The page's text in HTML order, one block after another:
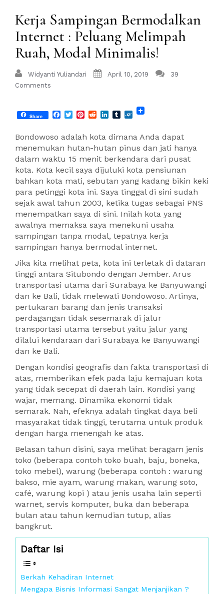
Kerja Sampingan Bermodalkan
Internet : Peluang Melimpah
Ruah, Modal Minimalis!
Widyanti Yuliandari April 10, 2019
39
Comments
Share Facebook
TwitterPinterest
RedditLinkedIn
Tumblr
Folkd
Bondowoso adalah kota dimana Anda dapat
menemukan hutan-hutan pinus dan jati hanya
dalam waktu 15 menit berkendara dari pusat
kota. Kota kecil saya dijuluki kota pensiunan
bahkan kota mati, sebutan yang kadang bikin keki
para petinggi kota ini. Saya tinggal di sini sudah
sejak awal tahun 2003, ketika tugas sebagai PNS
menempatkan saya di sini. Inilah kota yang
awalnya memaksa saya menekuni usaha
sampingan tanpa modal, tepatnya kerja
sampingan hanya bermodal internet.
Jika kita melihat peta, kota ini terletak di dataran
tinggi antara Situbondo dengan Jember. Arus
transportasi utama dari Surabaya ke Banyuwangi
dan ke Bali, tidak melewati Bondowoso. Artinya,
pertukaran barang dan jenis transaksi
perdagangan tidak sesemarak di jalur
transportasi utama tersebut yaitu jalur yang
dilalui kendaraan dari Surabaya ke Banyuwangi
dan ke Bali.
Dengan kondisi geografis dan fakta transportasi di
atas, memberikan efek pada laju kemajuan kota
yang tidak secepat di daerah lain. Kondisi yang
wajar, memang. Dinamika ekonomi tidak
semarak. Nah, efeknya adalah tingkat daya beli
masyarakat tidak tinggi, terutama untuk produk
dengan harga menengah ke atas.
Belasan tahun disini, saya melihat beragam jenis
toko (beberapa contoh toko buah, baju, boneka,
toko mebel), warung (beberapa contoh : warung
bakso, mie ayam, warung makan, warung soto,
café, warung kopi ) atau jenis usaha lain seperti
warnet, servis komputer, buka dan beberapa
bulan atau tahun kemudian tutup, alias
bangkrut.
Daftar Isi
Berkah Kehadiran Internet
Mengapa Bisnis Informasi Sangat Menjanjikan ?